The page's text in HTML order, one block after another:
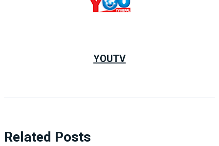
YOUTV
Related Posts